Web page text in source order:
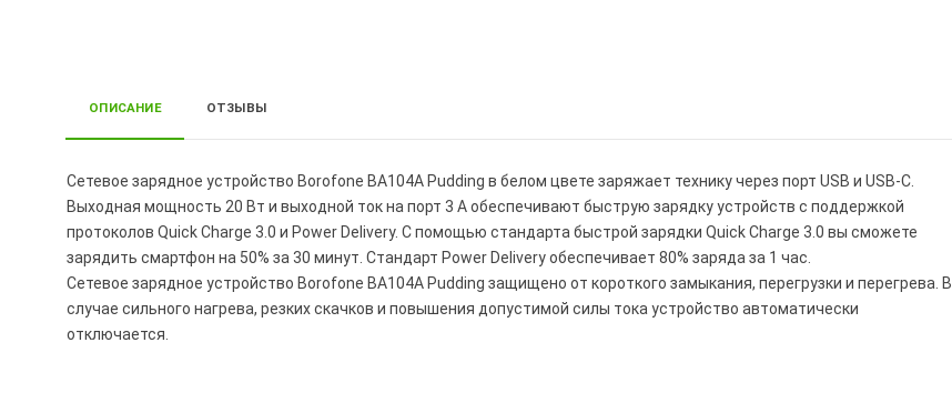
ОПИСАНИЕ ОТЗЫВЫ
Сетевое зарядное устройство Borofone BA104A Pudding в белом цвете заряжает технику через порт USB и USB-C.
Выходная мощность 20 Вт и выходной ток на порт 3 А обеспечивают быструю зарядку устройств с поддержкой
протоколов Quick Charge 3.0 и Power Delivery. С помощью стандарта быстрой зарядки Quick Charge 3.0 вы сможете
зарядить смартфон на 50% за 30 минут. Стандарт Power Delivery обеспечивает 80% заряда за 1 час.
Сетевое зарядное устройство Borofone BA104A Pudding защищено от короткого замыкания, перегрузки и перегрева. В
случае сильного нагрева, резких скачков и повышения допустимой силы тока устройство автоматически
отключается.